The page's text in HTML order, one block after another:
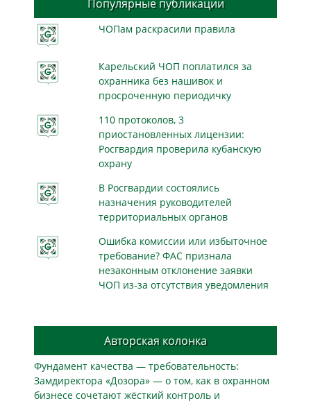
Популярные публикации
ЧОПам раскрасили правила
Карельский ЧОП поплатился за
охранника без нашивок и
просроченную периодичку
110 протоколов, 3
приостановленных лицензии:
Росгвардия проверила кубанскую
охрану
В Росгвардии состоялись
назначения руководителей
территориальных органов
Ошибка комиссии или избыточное
требование? ФАС признала
незаконным отклонение заявки
ЧОП из-за отсутствия уведомления
Авторская колонка
Фундамент качества — требовательность:
Замдиректора «Дозора» — о том, как в охранном
бизнесe сочетают жёсткий контроль и